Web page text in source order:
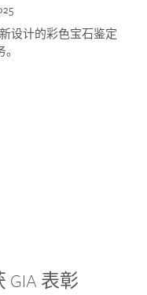
设计的彩色宝石鉴定
GIA 表彰